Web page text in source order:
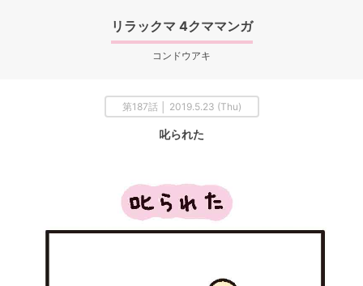
リラックマ 4クママンガ
コンドウアキ
第187話 │ 2019.5.23 (Thu)
叱られた